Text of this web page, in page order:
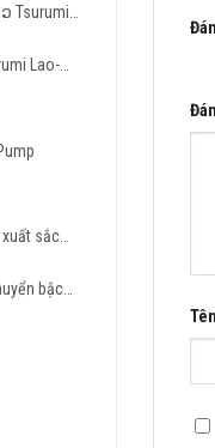
Tsurumi
Lao-
xuất sắc
bậc
Tên